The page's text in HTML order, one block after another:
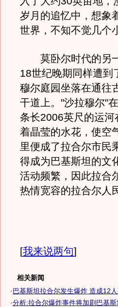
岁月的追忆中，想象
世界，不知不觉几个
莫卧尔时代的另一
18世纪晚期同样遭到
穆尔庭园坐落在通往
干道上。"沙拉穆尔"
条长2006英尺的运
着晶莹的水花，使空
里便成了拉合尔市民
得成为巴基斯坦的文
活动频繁，因此拉合
热情宽容的拉合尔人
[我来说两句]
相关新闻
·巴基斯坦拉合尔发生爆炸 造成12
·分析:拉合尔爆炸事件将加剧巴基